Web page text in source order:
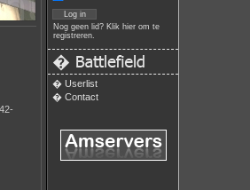
Nog geen lid? Klik hier om te
registreren.
�
� Userlist
� Contact